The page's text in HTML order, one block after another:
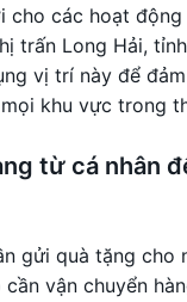
cho các hoạt
trấn Long Hải,
vị trí này để
khu vực trong
từ cá nhân
gửi quà tặng cho
vận chuyển